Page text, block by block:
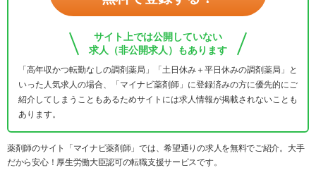
サイト上では公開していない
求人（非公開求人）もあります
「高年収かつ転勤なしの調剤薬局」「土日休み＋平日休みの調剤薬局」と
いった人気求人の場合、「マイナビ薬剤師」に登録済みの方に優先的にご
紹介してしまうこともあるためサイトには求人情報が掲載されないことも
あります。
薬剤師のサイト「マイナビ薬剤師」では、希望通りの求人を無料でご紹介。大手
だから安心！厚生労働大臣認可の転職支援サービスです。